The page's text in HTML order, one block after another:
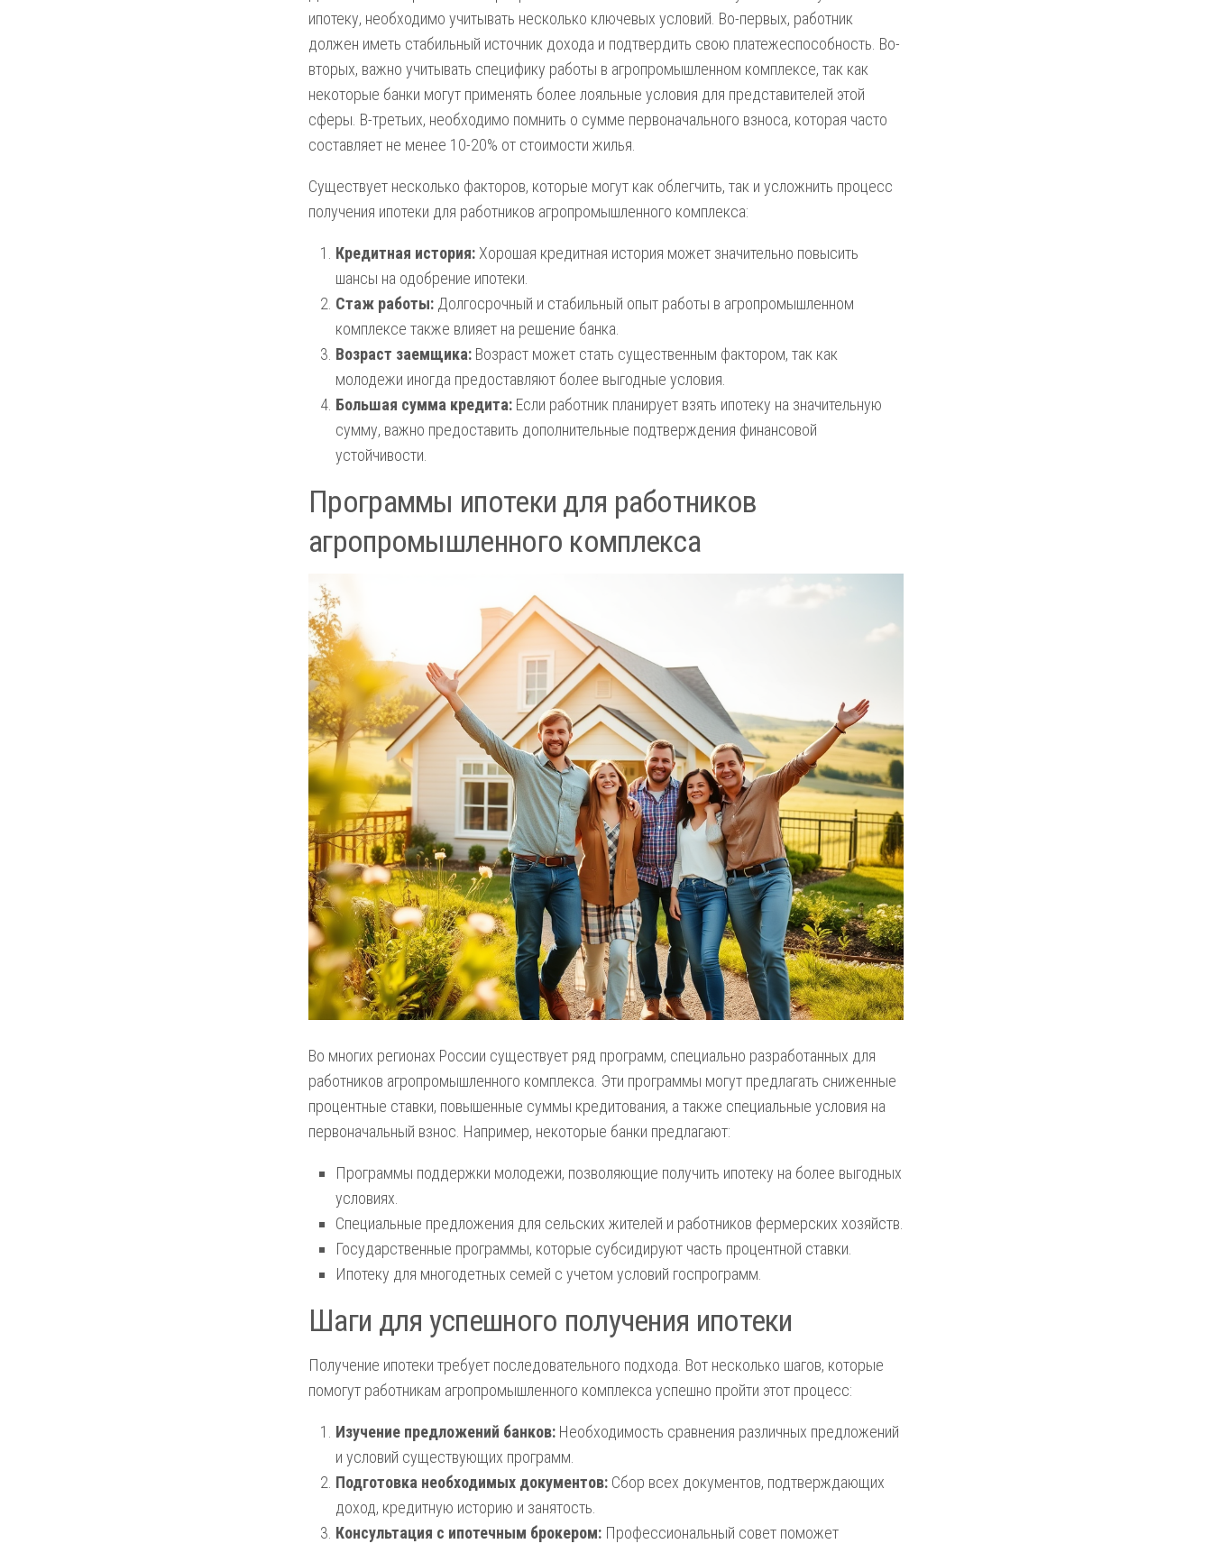
ипотеку, необходимо учитывать несколько ключевых условий. Во-первых, работник
должен иметь стабильный источник дохода и подтвердить свою платежеспособность. Во-
вторых, важно учитывать специфику работы в агропромышленном комплексе, так как
некоторые банки могут применять более лояльные условия для представителей этой
сферы. В-третьих, необходимо помнить о сумме первоначального взноса, которая часто
составляет не менее 10-20% от стоимости жилья.
Существует несколько факторов, которые могут как облегчить, так и усложнить процесс
получения ипотеки для работников агропромышленного комплекса:
Кредитная история: Хорошая кредитная история может значительно повысить
шансы на одобрение ипотеки.
Стаж работы: Долгосрочный и стабильный опыт работы в агропромышленном
комплексе также влияет на решение банка.
Возраст заемщика: Возраст может стать существенным фактором, так как
молодежи иногда предоставляют более выгодные условия.
Большая сумма кредита: Если работник планирует взять ипотеку на значительную
сумму, важно предоставить дополнительные подтверждения финансовой
устойчивости.
Программы ипотеки для работников
агропромышленного комплекса
Во многих регионах России существует ряд программ, специально разработанных для
работников агропромышленного комплекса. Эти программы могут предлагать сниженные
процентные ставки, повышенные суммы кредитования, а также специальные условия на
первоначальный взнос. Например, некоторые банки предлагают:
Программы поддержки молодежи, позволяющие получить ипотеку на более выгодных
условиях.
Специальные предложения для сельских жителей и работников фермерских хозяйств.
Государственные программы, которые субсидируют часть процентной ставки.
Ипотеку для многодетных семей с учетом условий госпрограмм.
Шаги для успешного получения ипотеки
Получение ипотеки требует последовательного подхода. Вот несколько шагов, которые
помогут работникам агропромышленного комплекса успешно пройти этот процесс:
Изучение предложений банков: Необходимость сравнения различных предложений
и условий существующих программ.
Подготовка необходимых документов: Сбор всех документов, подтверждающих
доход, кредитную историю и занятость.
Консультация с ипотечным брокером: Профессиональный совет поможет